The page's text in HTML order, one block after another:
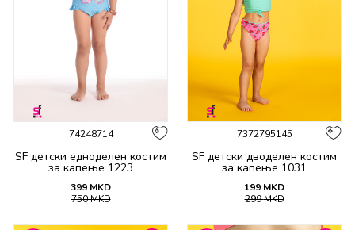
74248714
SF детски едноделен костим
за капење 1223
399 MKD
750MKD
7372795145
SF детски дводелен костим
за капење 1031
199 MKD
299MKD